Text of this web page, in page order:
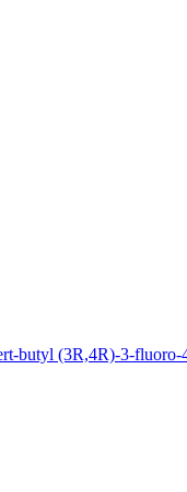
butyl (3R,4R)-3-